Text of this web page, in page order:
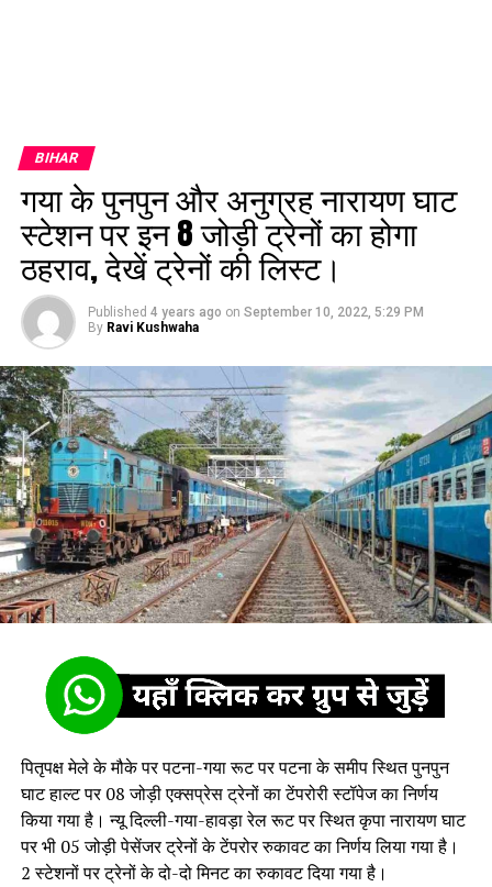
BIHAR
गया के पुनपुन और अनुग्रह नारायण घाट
स्टेशन पर इन 8 जोड़ी ट्रेनों का होगा
ठहराव, देखें ट्रेनों की लिस्ट।
Published 4 years ago on September 10, 2022, 5:29 PM
By Ravi Kushwaha
पितृपक्ष मेले के मौके पर पटना-गया रूट पर पटना के समीप स्थित पुनपुन
घाट हाल्ट पर 08 जोड़ी एक्सप्रेस ट्रेनों का टेंपरोरी स्टॉपेज का निर्णय
किया गया है। न्यू दिल्ली-गया-हावड़ा रेल रूट पर स्थित कृपा नारायण घाट
पर भी 05 जोड़ी पेसेंजर ट्रेनों के टेंपरोर रुकावट का निर्णय लिया गया है।
2 स्टेशनों पर ट्रेनों के दो-दो मिनट का रुकावट दिया गया है।